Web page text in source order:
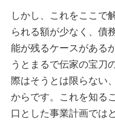
しかし、これをここで
られる額が少なく、債
能が残るケースがある
うとまるで伝家の宝刀
際はそうとは限らない
からです。これを知る
口とした事業計画では